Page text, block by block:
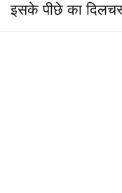
इसके पीछे का